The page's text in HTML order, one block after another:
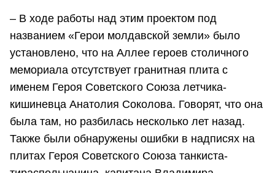
– В ходе работы над этим проектом под
названием «Герои молдавской земли» было
установлено, что на Аллее героев столичного
мемориала отсутствует гранитная плита с
именем Героя Советского Союза летчика-
кишиневца Анатолия Соколова. Говорят, что она
была там, но разбилась несколько лет назад.
Также были обнаружены ошибки в надписях на
плитах Героя Советского Союза танкиста-